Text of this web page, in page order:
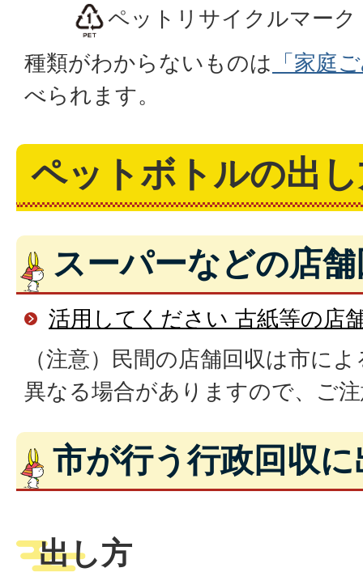
ペットリサイクルマーク
種類がわからないものは 「家庭
べられます。
ペットボトルの出
スーパーなどの店
活用してください 古紙等の店
（注意）民間の店舗回収は市に
異なる場合がありますので、ご
市が行う行政回収
出し方